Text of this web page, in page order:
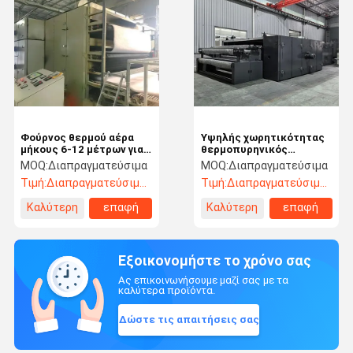
Φούρνος θερμού αέρα
μήκους 6-12 μέτρων για
μη υφασμένο μαλακό
ύφασμα
MOQ:Διαπραγματεύσιμα
Τιμή:Διαπραγματεύσιμος
Καλύτερη
επαφή
Υψηλής χωρητικότητας
θερμοπυρηνικός
φούρνος διπλής ζώνης
MOQ:Διαπραγματεύσιμα
Τιμή:Διαπραγματεύσιμος
Καλύτερη
επαφή
Εξοικονομήστε το χρόνο σας
Ας επικοινωνήσουμε μαζί σας με τα
καλύτερα προϊόντα.
Δώστε τις απαιτήσεις σας